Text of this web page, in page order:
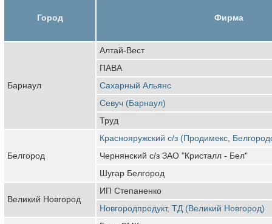
Город Фирма
Барнаул
Алтай-Вест
ПАВА
Сахарный Альянс
Севуч (Барнаул)
Труд
Белгород
Краснояружский с/з (Продимекс,
Чернянский с/з ЗАО "Кристалл - Бел"
Шугар Белгород
Великий Новгород
ИП Степаненко
Новгородпродукт, ТД (Великий Новгород)